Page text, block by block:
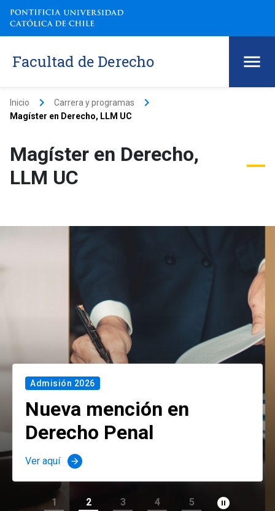
Facultad de Derecho
Inicio keyboard_arrow_right Carrera y programas keyboard_arrow_right
Magíster en Derecho, LLM UC
Magíster en Derecho,
LLM UC
Admisión 2026
Nueva mención en
Derecho Penal
Ver aquí arrow_forward
1 2 3 4 5 pause_circle_filled